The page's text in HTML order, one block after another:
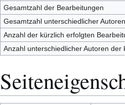
Gesamtzahl der Bearbeitungen
Gesamtzahl unterschiedlicher Autoren
Anzahl der kürzlich erfolgten
Anzahl unterschiedlicher Autoren